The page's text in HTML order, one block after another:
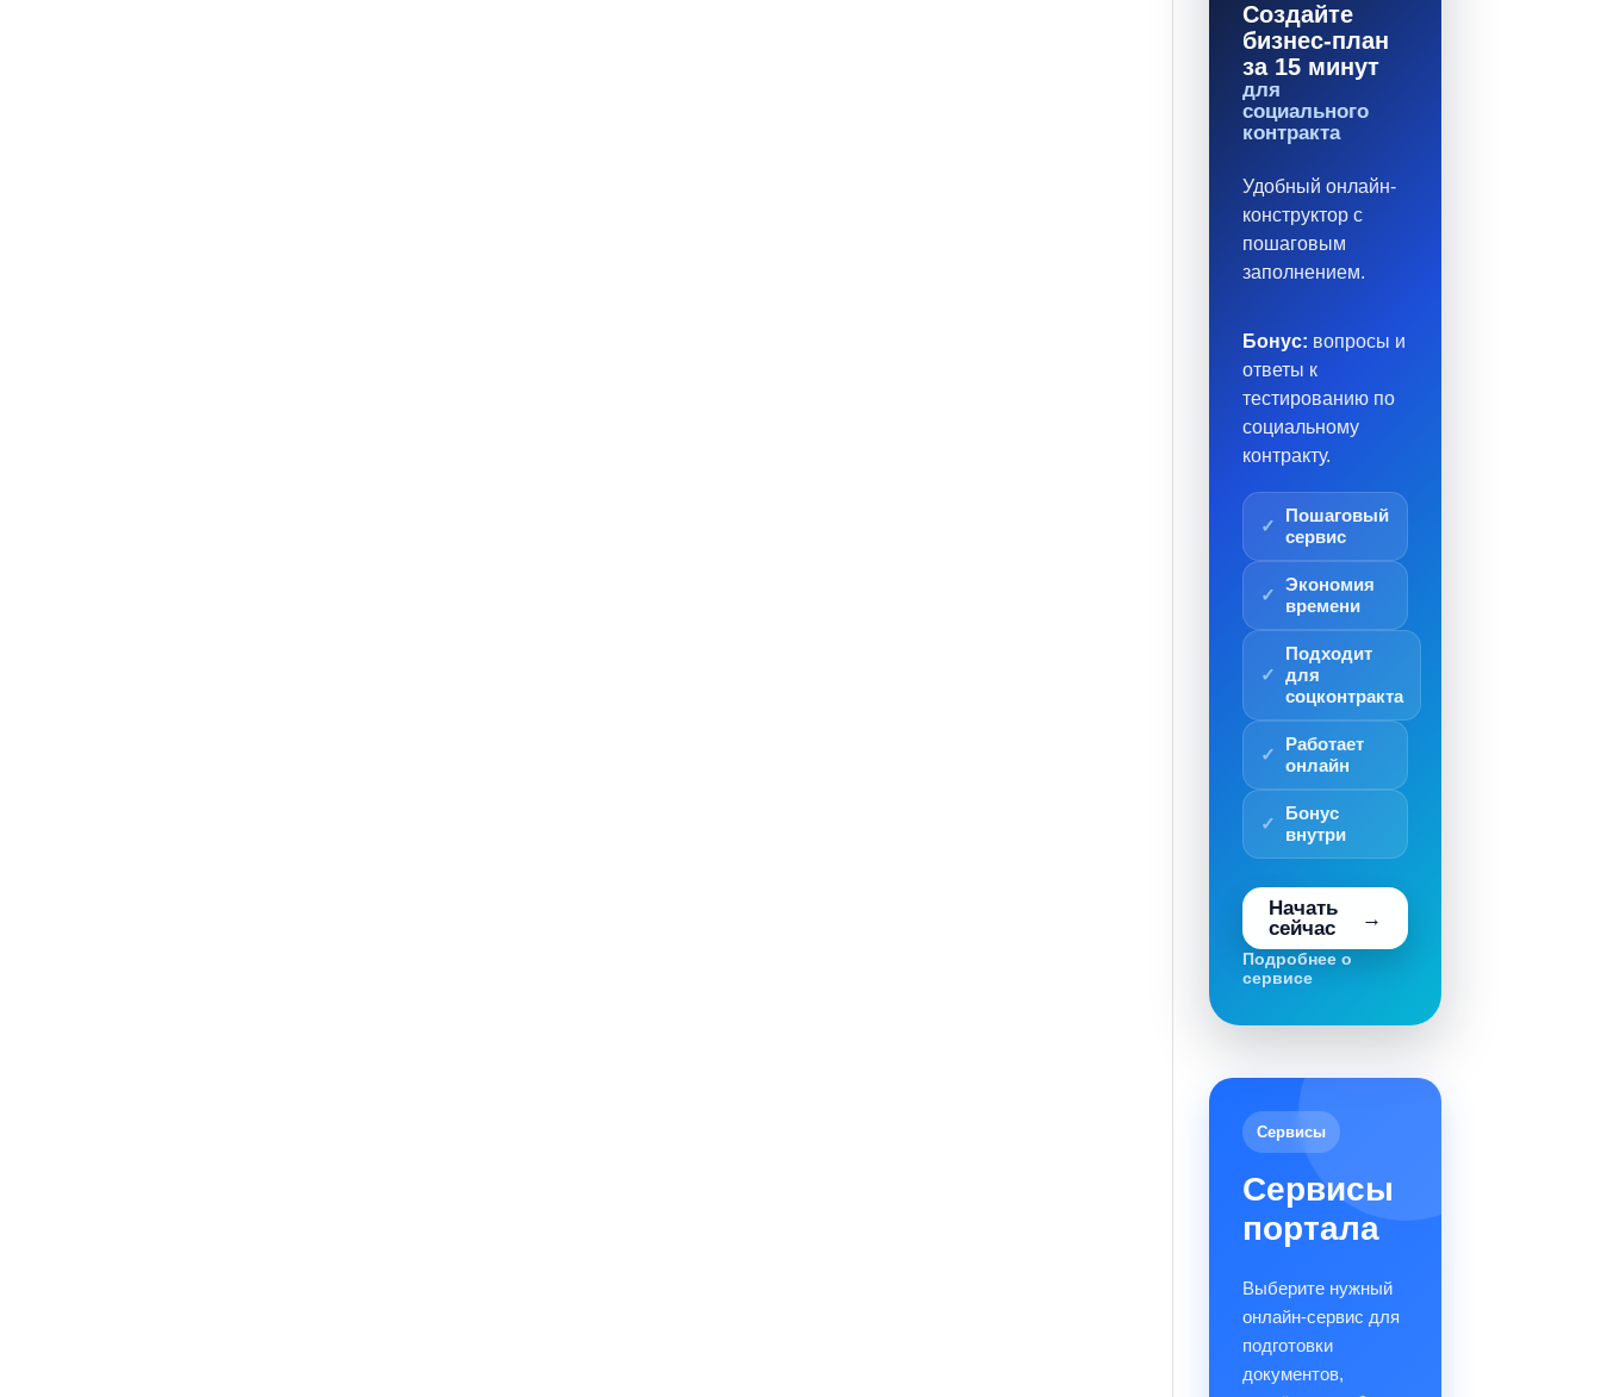
Создайте
бизнес-план
за 15 минут
для
социального
контракта
Удобный онлайн-
конструктор с
пошаговым
заполнением.
Бонус: вопросы и
ответы к
тестированию по
социальному
контракту.
Пошаговый
сервис
Экономия
времени
Подходит
для
соцконтракта
Работает
онлайн
Бонус
внутри
Начать
сейчас
Подробнее о
сервисе
Сервисы
Сервисы
портала
Выберите нужный
онлайн-сервис для
подготовки
документов,